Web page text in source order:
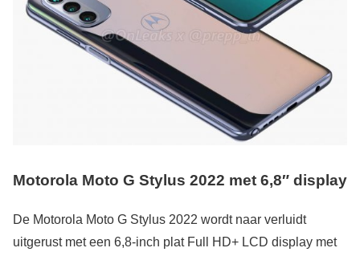
Motorola Moto G Stylus 2022 met 6,8″ display
De Motorola Moto G Stylus 2022 wordt naar verluidt
uitgerust met een 6,8-inch plat Full HD+ LCD display met